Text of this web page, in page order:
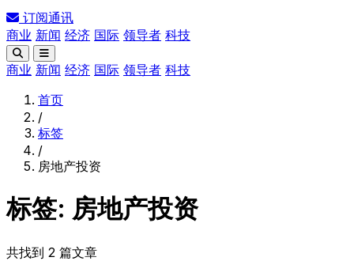
订阅通讯
商业 新闻 经济 国际 领导者 科技
商业 新闻 经济 国际 领导者 科技
首页
/
标签
/
房地产投资
标签: 房地产投资
共找到 2 篇文章